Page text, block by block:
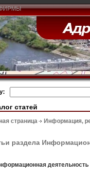
статей
страница Информация,
раздела
деятельность